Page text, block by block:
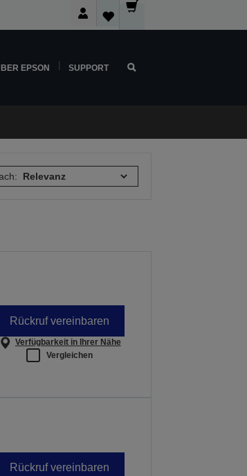
EPSON SUPPORT
Rückruf vereinbaren
Verfügbarkeit in Ihrer Nähe
Vergleichen
Rückruf vereinbaren